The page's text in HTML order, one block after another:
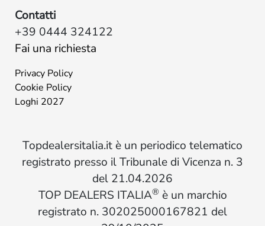
Contatti
+39 0444 324122
Fai una richiesta
Privacy Policy
Cookie Policy
Loghi 2027
Topdealersitalia.it è un periodico telematico
registrato presso il Tribunale di Vicenza n. 3
del 21.04.2026
TOP DEALERS ITALIA® è un marchio
registrato n. 302025000167821 del